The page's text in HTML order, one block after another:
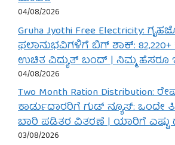
04/08/2026
Gruha Jyothi Free Electricity:
ಫಲಾನುಭವಿಗಳಿಗೆ ಬಿಗ್ ಶಾಕ್:
ಉಚಿತ ವಿದ್ಯುತ್ ಬಂದ್ | ನಿಮ್ಮ ಹೆಸರೂ
04/08/2026
Two Month Ration Distribution:
ಕಾರ್ಡುದಾರರಿಗೆ ಗುಡ್ ನ್ಯೂಸ್: ಒಂದೇ
ಬಾರಿ ಪಡಿತರ ವಿತರಣೆ | ಯಾರಿಗೆ ಎಷ್ಟು
03/08/2026